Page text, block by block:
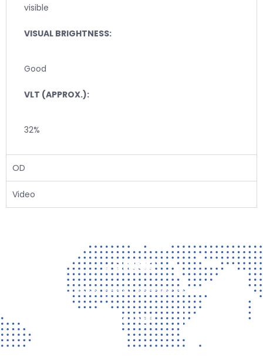
visible
VISUAL BRIGHTNESS:
Good
VLT (APPROX.):
32%
OD
Video
Contact
Vragen? Neem gerust contact met ons op!
CONTACT